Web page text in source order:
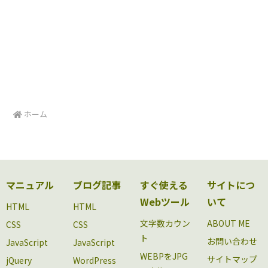
ホーム
マニュアル
HTML
CSS
JavaScript
jQuery
ブログ記事
HTML
CSS
JavaScript
WordPress
すぐ使える
Webツール
文字数カウン
ト
WEBPをJPG
サイトにつ
いて
ABOUT ME
お問い合わせ
サイトマップ